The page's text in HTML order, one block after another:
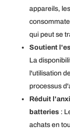
appareils,
qui peut se
Soutient
La
l'utilisation
processus
Réduit
batteries :
achats en